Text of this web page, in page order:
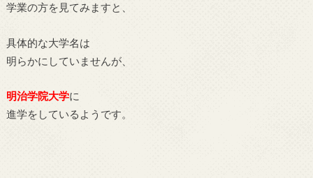
学業の方を見てみますと、
具体的な大学名は
明らかにしていませんが、
明治学院大学に
進学をしているようです。